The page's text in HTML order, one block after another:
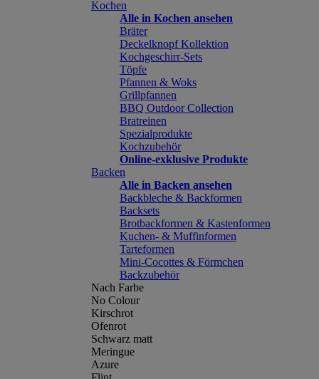
Kochen
Alle in Kochen ansehen
Bräter
Deckelknopf Kollektion
Kochgeschirr-Sets
Töpfe
Pfannen & Woks
Grillpfannen
BBQ Outdoor Collection
Bratreinen
Spezialprodukte
Kochzubehör
Online-exklusive Produkte
Backen
Alle in Backen ansehen
Backbleche & Backformen
Backsets
Brotbackformen & Kastenformen
Kuchen- & Muffinformen
Tarteformen
Mini-Cocottes & Förmchen
Backzubehör
Nach Farbe
No Colour
Kirschrot
Ofenrot
Schwarz matt
Meringue
Azure